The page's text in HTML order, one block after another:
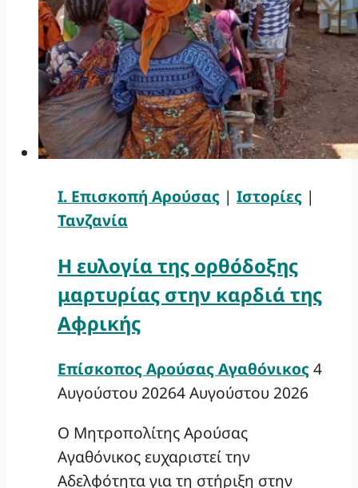
Ι. Επισκοπή Αρούσας | Ιστορίες |
Τανζανία
Η ευλογία της ορθόδοξης
μαρτυρίας στην καρδιά της
Αφρικής
Επίσκοπος Αρούσας Αγαθόνικος 4
Αυγούστου 20264 Αυγούστου 2026
Ο Μητροπολίτης Αρούσας
Αγαθόνικος ευχαριστεί την
Αδελφότητα για τη στήριξη στην